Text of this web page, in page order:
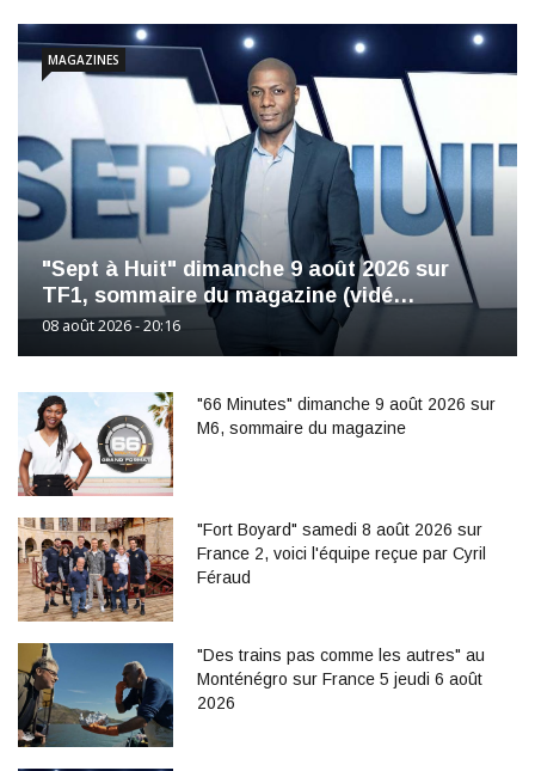
"Sept à Huit" dimanche 9 août 2026 sur
TF1, sommaire du magazine (vidé…
08 août 2026 - 20:16
MAGAZINES
"66 Minutes" dimanche 9 août 2026 sur
M6, sommaire du magazine
"Fort Boyard" samedi 8 août 2026 sur
France 2, voici l'équipe reçue par Cyril
Féraud
"Des trains pas comme les autres" au
Monténégro sur France 5 jeudi 6 août
2026